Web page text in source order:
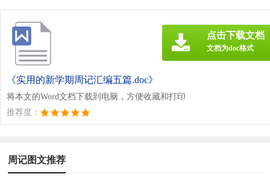
《实用的新学期周记汇编五篇.doc》
将本文的Word文档下载到电脑，方便收藏和打印
推荐度：
点击下载文档
文档为doc格式
周记图文推荐